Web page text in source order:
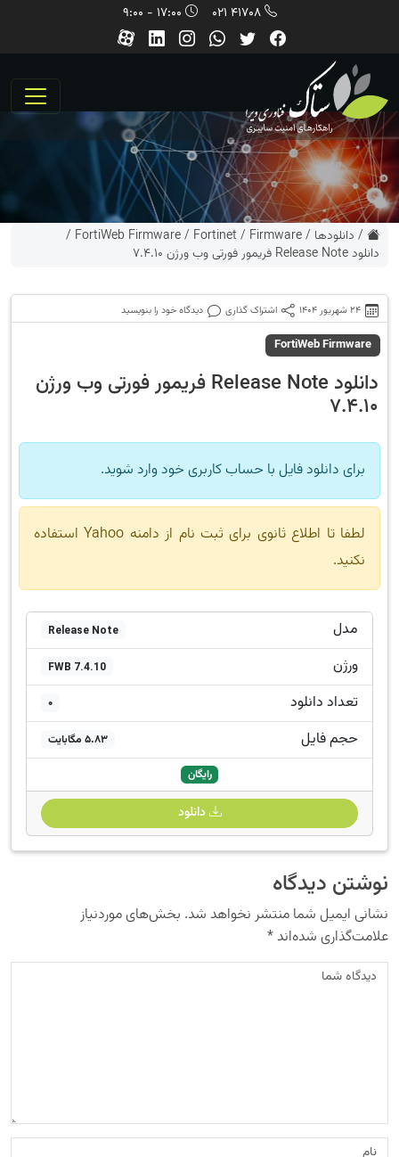
41708 021
/ دانلودها /
Firmware
/
Fortinet
/
FortiWeb Firmware
/
دانلود Release Note فریمور فورتی وب ورژن 7.4.10
24 شهریور 1404 اشتراک گذاری دیدگاه خود را بنویسید
FortiWeb Firmware
دانلود Release Note فریمور فورتی وب ورژن
7.4.10
برای دانلود فایل با حساب کاربری خود وارد شوید.
لطفا تا اطلاع ثانوی برای ثبت نام از دامنه Yahoo استفاده
نکنید.
مدل Release Note
ورژن FWB 7.4.10
تعداد دانلود 0
حجم فایل 5.83 مگابایت
رایگان
دانلود
نوشتن دیدگاه
نشانی ایمیل شما منتشر نخواهد شد. بخش‌های موردنیاز
علامت‌گذاری شده‌اند*